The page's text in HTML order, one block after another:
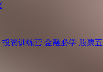
投资训练营 金融必学 股票